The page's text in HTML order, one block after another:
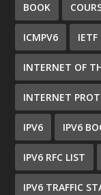
BOOK
ICMPV6 IETF
INTERNET OF
INTERNET
IPV6 IPV6
IPV6 RFC LIST
IPV6 TRAFFIC